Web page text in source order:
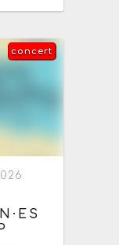
concert